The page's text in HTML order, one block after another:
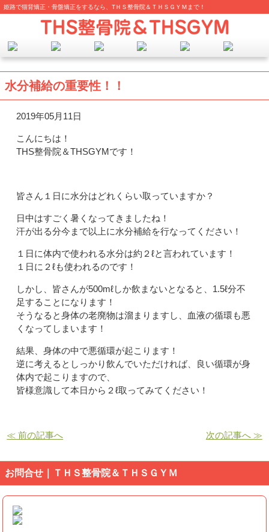
姫路で猫背矯正・骨盤矯正をするなら、TＨＳ整骨院＆ＴＨＳＧＹＭまで！
水分補給の重要性！！
2019年05月11日
こんにちは！
THS整骨院＆THSGYMです！
皆さん１日に水分はどれくらい取っていますか？
日中はすごく暑くなってきましたね！
汗が出る分今まで以上に水分補給を行なってください！
１日に体内で使われる水分は約２ℓと言われています！
１日に２ℓも使われるのです！
しかし、皆さんが500mℓしか飲まないとなると、1.5ℓ分不
足することになります！
そうなると身体の老廃物は溜まりますし、血液の循環も悪
くなってしまいます！
結果、身体の中で悪循環が起こります！
逆に考えるとしっかり飲んでいただければ、良い循環が身
体内で起こりますので、
皆様意識して本日から２ℓ取ってみてください！
≪ 前の記事へ 次の記事へ ≫
お問合せ｜ＴＨＳ整骨院＆ＴＨＳＧＹＭ